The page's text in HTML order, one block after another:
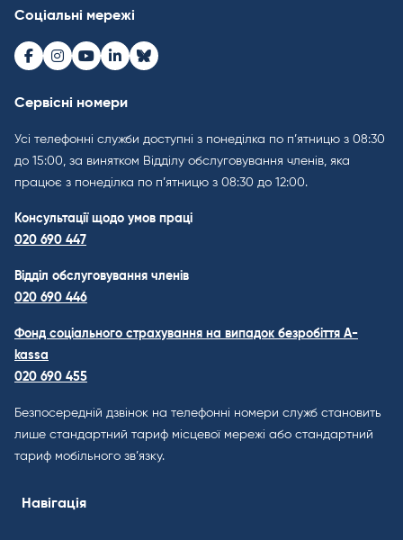
Соціальні мережі
Facebook
Instagram
Youtube
LinkedInBluesky
Сервісні номери
Усі телефонні служби доступні з понеділка по п’ятницю з 08:30
до 15:00, за винятком Відділу обслуговування членів, яка
працює з понеділка по п’ятницю з 08:30 до 12:00.
Консультації щодо умов праці
020 690 447
Відділ обслуговування членів
020 690 446
Фонд соціального страхування на випадок безробіття A-
kassa
020 690 455
Безпосередній дзвінок на телефонні номери служб становить
лише стандартний тариф місцевої мережі або стандартний
тариф мобільного зв’язку.
Навігація